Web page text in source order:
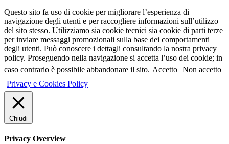
Questo sito fa uso di cookie per migliorare l’esperienza di
navigazione degli utenti e per raccogliere informazioni sull’utilizzo
del sito stesso. Utilizziamo sia cookie tecnici sia cookie di parti terze
per inviare messaggi promozionali sulla base dei comportamenti
degli utenti. Può conoscere i dettagli consultando la nostra privacy
policy. Proseguendo nella navigazione si accetta l’uso dei cookie; in
caso contrario è possibile abbandonare il sito. Accetto Non accetto
Privacy e Cookies Policy
Chiudi
Privacy Overview